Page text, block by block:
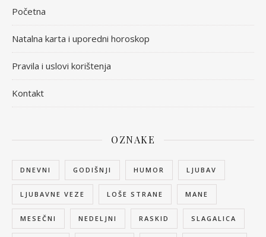
Početna
Natalna karta i uporedni horoskop
Pravila i uslovi korištenja
Kontakt
OZNAKE
DNEVNI GODIŠNJI HUMOR LJUBAV
LJUBAVNE VEZE LOŠE STRANE MANE
MESEČNI NEDELJNI RASKID SLAGALICA